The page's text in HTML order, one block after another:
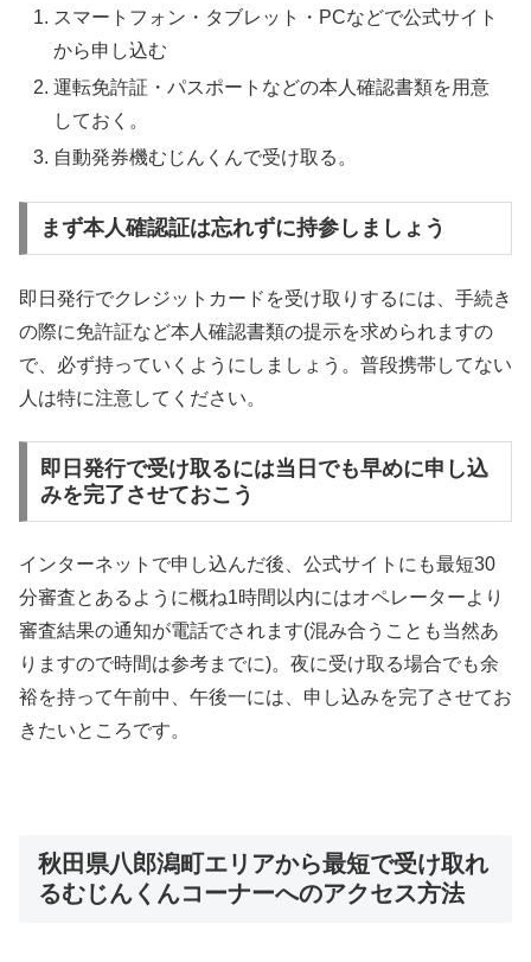
スマートフォン・タブレット・PCなどで公式サイト
から申し込む
運転免許証・パスポートなどの本人確認書類を用意
しておく。
自動発券機むじんくんで受け取る。
まず本人確認証は忘れずに持参しましょう
即日発行でクレジットカードを受け取りするには、手続き
の際に免許証など本人確認書類の提示を求められますの
で、必ず持っていくようにしましょう。普段携帯してない
人は特に注意してください。
即日発行で受け取るには当日でも早めに申し込
みを完了させておこう
インターネットで申し込んだ後、公式サイトにも最短30
分審査とあるように概ね1時間以内にはオペレーターより
審査結果の通知が電話でされます(混み合うことも当然あ
りますので時間は参考までに)。夜に受け取る場合でも余
裕を持って午前中、午後一には、申し込みを完了させてお
きたいところです。
秋田県八郎潟町エリアから最短で受け取れ
るむじんくんコーナーへのアクセス方法